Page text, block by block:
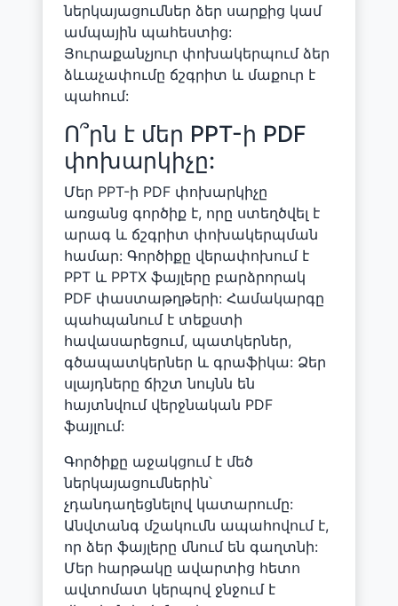
ներկայացումներ ձեր սարքից կամ
ամպային պահեստից:
Յուրաքանչյուր փոխակերպում ձեր
ձևաչափումը ճշգրիտ և մաքուր է
պահում:
Ո՞րն է մեր PPT-ի PDF
փոխարկիչը:
Մեր PPT-ի PDF փոխարկիչը
առցանց գործիք է, որը ստեղծվել է
արագ և ճշգրիտ փոխակերպման
համար: Գործիքը վերափոխում է
PPT և PPTX ֆայլերը բարձրորակ
PDF փաստաթղթերի: Համակարգը
պահպանում է տեքստի
հավասարեցում, պատկերներ,
գծապատկերներ և գրաֆիկա: Ձեր
սլայդները ճիշտ նույնն են
հայտնվում վերջնական PDF
ֆայլում:
Գործիքը աջակցում է մեծ
ներկայացումներին՝
չդանդաղեցնելով կատարումը:
Անվտանգ մշակումն ապահովում է,
որ ձեր ֆայլերը մնում են գաղտնի:
Մեր հարթակը ավարտից հետո
ավտոմատ կերպով ջնջում է